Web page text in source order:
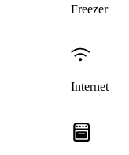
Freezer
Internet